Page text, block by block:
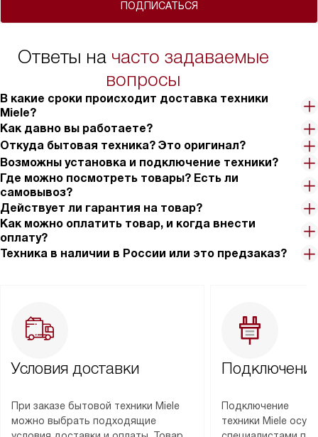
ПОДПИСАТЬСЯ
Ответы на часто задаваемые
вопросы
В какие сроки происходит доставка техники
Miele?
Как давно вы работаете?
Откуда бытовая техника? Это оригинал?
Возможны установка и подключение техники?
Где можно посмотреть товары? Есть ли
самовывоз?
Действует ли гарантия на товар?
Как можно оплатить товар, и когда внести
оплату?
Техника в наличии в России или это предзаказ?
Условия доставки
При заказе бытовой техники Miele
можно выбрать подходящие
Подключение
техники Miele